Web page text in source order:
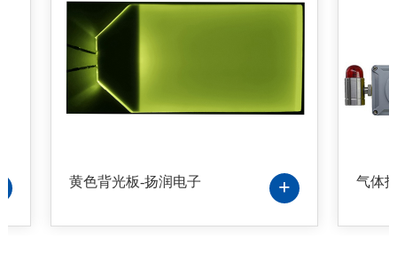
黄色背光板-扬润电子 气体报警器